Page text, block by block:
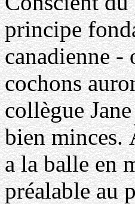
principe
canadienne -
cochons
collègue
bien minces.
a la balle en
préalable au